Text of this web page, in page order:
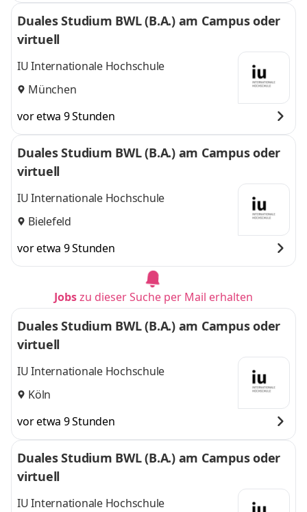
Duales Studium BWL (B.A.) am Campus oder
virtuell
IU Internationale Hochschule
München
vor etwa 9 Stunden
Duales Studium BWL (B.A.) am Campus oder
virtuell
IU Internationale Hochschule
Bielefeld
vor etwa 9 Stunden
Jobszu dieser Suche per Mail erhalten
Duales Studium BWL (B.A.) am Campus oder
virtuell
IU Internationale Hochschule
Köln
vor etwa 9 Stunden
Duales Studium BWL (B.A.) am Campus oder
virtuell
IU Internationale Hochschule